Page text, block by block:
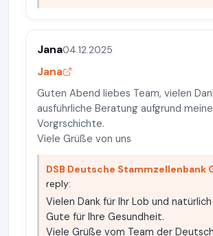
Jana04.12.2025
Jana
Guten Abend liebes Team, vielen
ausführliche Beratung aufgrund
Vorgrschichte.
Viele Grüße von uns
DSB Deutsche Stammzellenbank
reply:
Vielen Dank für Ihr Lob und
Gute für Ihre Gesundheit.
Viele Grüße vom Team der